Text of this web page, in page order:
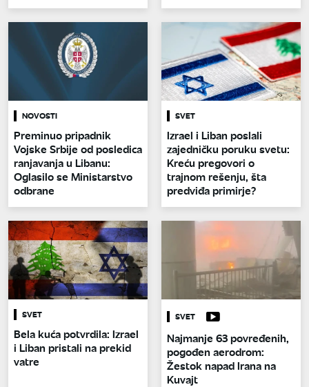
NOVOSTI
Preminuo pripadnik
Vojske Srbije od posledica
ranjavanja u Libanu:
Oglasilo se Ministarstvo
odbrane
SVET
Izrael i Liban poslali
zajedničku poruku svetu:
Kreću pregovori o
trajnom rešenju, šta
predviđa primirje?
SVET
Bela kuća potvrdila: Izrael
i Liban pristali na prekid
vatre
SVET
Najmanje 63 povređenih,
pogođen aerodrom:
Žestok napad Irana na
Kuvajt